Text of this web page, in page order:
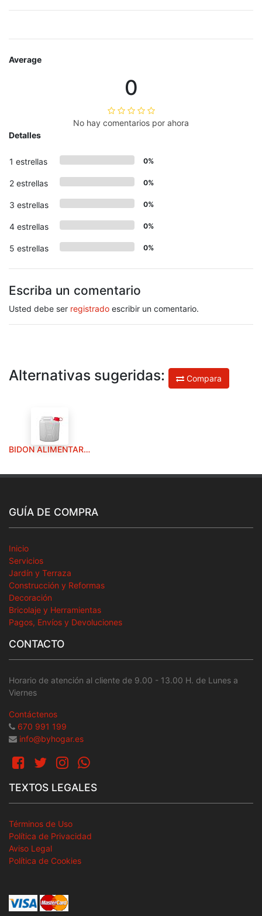
Average
0
No hay comentarios por ahora
Detalles
1 estrellas 0%
2 estrellas 0%
3 estrellas 0%
4 estrellas 0%
5 estrellas 0%
Escriba un comentario
Usted debe ser registrado escribir un comentario.
Alternativas sugeridas: Compara
BIDON ALIMENTARIO GARRAFA PLAST. 5 LITROS
GUÍA DE COMPRA
Inicio
Servicios
Jardín y Terraza
Construcción y Reformas
Decoración
Bricolaje y Herramientas
Pagos, Envíos y Devoluciones
CONTACTO
Horario de atención al cliente de 9.00 - 13.00 H. de Lunes a
Viernes
Contáctenos
670 991 199
info@byhogar.es
TEXTOS LEGALES
Términos de Uso
Política de Privacidad
Aviso Legal
Política de Cookies